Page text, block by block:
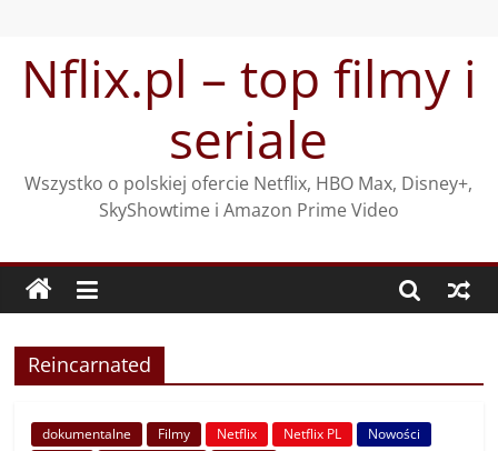
treściNflix.pl – top filmy i
seriale
Wszystko o polskiej ofercie Netflix, HBO Max, Disney+,
SkyShowtime i Amazon Prime Video
Reincarnated
dokumentalne Filmy Netflix Netflix PL
Nowości